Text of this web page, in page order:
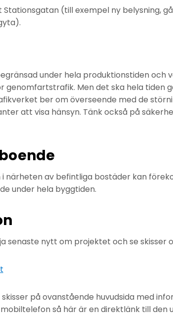
(till exempel ny belysning,
under hela produktionstiden och
Men det ska hela tiden
ber om överseende med de
att visa hänsyn. Tänk också på
närheten av befintliga bostäder kan
under hela byggtiden.
senaste nytt om projektet och se skisser
på ovanstående huvudsida med
så här är en direktlänk till den